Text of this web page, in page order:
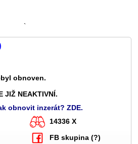
`
obnoven.
JIŽ NEAKTIVNÍ.
obnovit inzerát? ZDE.
14336 X
FB skupina (?)